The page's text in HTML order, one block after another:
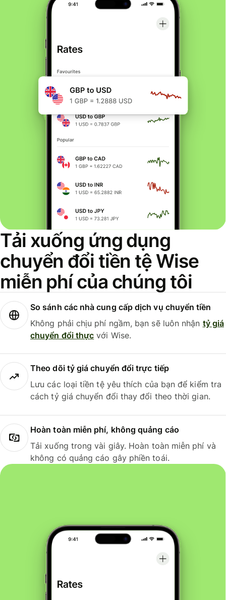
Tải xuống ứng dụng
chuyển đổi tiền tệ Wise
miễn phí của chúng tôi
So sánh các nhà cung cấp dịch vụ chuyển tiền
Không phải chịu phí ngầm, bạn sẽ luôn nhận tỷ giá
chuyển đổi thực với Wise.
Theo dõi tỷ giá chuyển đổi trực tiếp
Lưu các loại tiền tệ yêu thích của bạn để kiểm tra
cách tỷ giá chuyển đổi thay đổi theo thời gian.
Hoàn toàn miễn phí, không quảng cáo
Tải xuống trong vài giây. Hoàn toàn miễn phí và
không có quảng cáo gây phiền toái.